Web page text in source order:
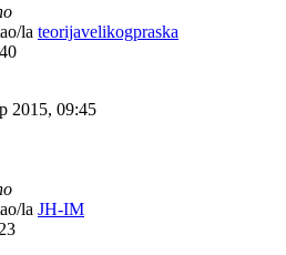
la teorijavelikogpraska
2015, 09:45
la JH-IM